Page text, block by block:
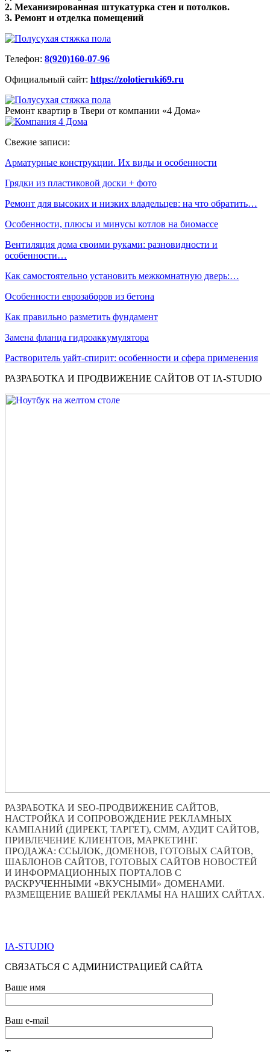
2. Механизированная штукатурка стен и потолков.
3. Ремонт и отделка помещений
Телефон: 8(920)160-07-96
Официальный сайт: https://zolotieruki69.ru
Ремонт квартир в Твери от компании «4 Дома»
Свежие записи:
Арматурные конструкции. Их виды и особенности
Грядки из пластиковой доски + фото
Ремонт для высоких и низких владельцев: на что обратить…
Особенности, плюсы и минусы котлов на биомассе
Вентиляция дома своими руками: разновидности и
особенности…
Как самостоятельно установить межкомнатную дверь:…
Особенности еврозаборов из бетона
Как правильно разметить фундамент
Замена фланца гидроаккумулятора
Растворитель уайт-спирит: особенности и сфера применения
РАЗРАБОТКА И ПРОДВИЖЕНИЕ САЙТОВ ОТ IA-STUDIO
РАЗРАБОТКА И SEO-ПРОДВИЖЕНИЕ САЙТОВ,
НАСТРОЙКА И СОПРОВОЖДЕНИЕ РЕКЛАМНЫХ
КАМПАНИЙ (ДИРЕКТ, ТАРГЕТ), СММ, АУДИТ САЙТОВ,
ПРИВЛЕЧЕНИЕ КЛИЕНТОВ, МАРКЕТИНГ.
ПРОДАЖА: ССЫЛОК, ДОМЕНОВ, ГОТОВЫХ САЙТОВ,
ШАБЛОНОВ САЙТОВ, ГОТОВЫХ САЙТОВ НОВОСТЕЙ
И ИНФОРМАЦИОННЫХ ПОРТАЛОВ С
РАСКРУЧЕННЫМИ «ВКУСНЫМИ» ДОМЕНАМИ.
РАЗМЕЩЕНИЕ ВАШЕЙ РЕКЛАМЫ НА НАШИХ САЙТАХ.
IA-STUDIO
СВЯЗАТЬСЯ С АДМИНИСТРАЦИЕЙ САЙТА
Ваше имя
Ваш e-mail